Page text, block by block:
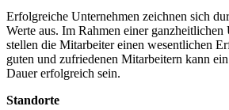
Erfolgreiche Unternehmen zeichnen sich
Werte aus. Im Rahmen einer
stellen die Mitarbeiter einen wesentlichen
guten und zufriedenen Mitarbeitern kann
Dauer erfolgreich sein.
Standorte